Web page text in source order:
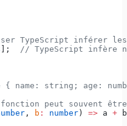
TypeScript inférer
]; // TypeScript infère
name: string; age:
peut souvent
, b : number ) => a +